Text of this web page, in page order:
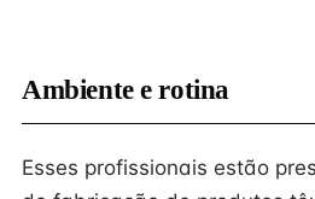
Ambiente e rotina
Esses profissionais estão